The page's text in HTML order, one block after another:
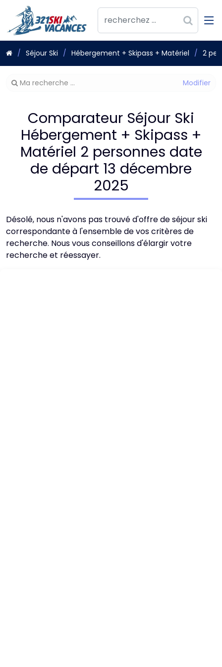
Séjour Ski Hébergement + Skipass + Matériel 2
Modifier
Ma recherche ...
Comparateur Séjour Ski
Hébergement + Skipass +
Matériel 2 personnes date
de départ 13 décembre
2025
Désolé, nous n'avons pas trouvé d'offre de séjour ski
correspondante à l'ensemble de vos critères de
recherche. Nous vous conseillons d'élargir votre
recherche et réessayer.